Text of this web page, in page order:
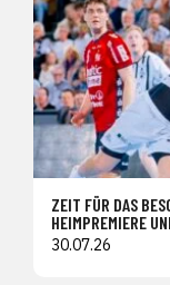
ZEIT FÜR DAS
HEIMPREMIERE
30.07.26